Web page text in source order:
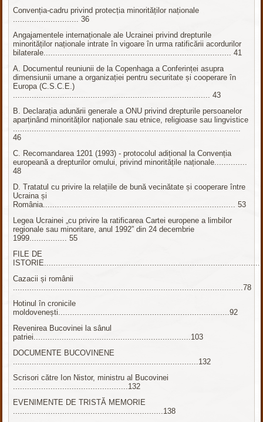
Convenția-cadru privind protecția minorităților naționale
............................ 36
Angajamentele internaționale ale Ucrainei privind drepturile
minorităților naționale intrate în vigoare în urma ratificării acordurilor
bilaterale................................................................................ 41
A. Documentul reuniunii de la Copenhaga a Conferinței asupra
dimensiunii umane a organizației pentru securitate și cooperare în
Europa (C.S.C.E.)
.................................................................................... 43
B. Declarația adunării generale a ONU privind drepturile persoanelor
aparținând minorităților naționale sau etnice, religioase sau lingvistice
.................................................................................................
46
C. Recomandarea 1201 (1993) - protocolul adițional la Convenția
europeană a drepturilor omului, privind minoritățile naționale..............
48
D. Tratatul cu privire la relațiile de bună vecinătate și cooperare între
Ucraina și
România.................................................................................. 53
Legea Ucrainei „cu privire la ratificarea Cartei europene a limbilor
regionale sau minoritare, anul 1992” din 24 decembrie
1999................ 55
FILE DE
Cazacii și românii
..................................................................................................78
Hotinul în cronicile
moldovenești.........................................................................92
Revenirea Bucovinei la sânul
patriei...................................................................103
DOCUMENTE BUCOVINENE
...............................................................................132
Scrisori către Ion Nistor, ministru al Bucovinei
.................................................132
EVENIMENTE DE TRISTĂ MEMORIE
................................................................138